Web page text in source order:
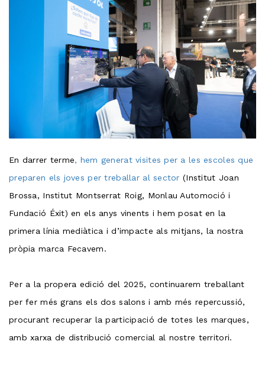
En darrer terme, hem generat visites per a les escoles que
preparen els joves per treballar al sector (Institut Joan
Brossa, Institut Montserrat Roig, Monlau Automoció i
Fundació Éxit) en els anys vinents i hem posat en la
primera línia mediàtica i d’impacte als mitjans, la nostra
pròpia marca Fecavem.
Per a la propera edició del 2025, continuarem treballant
per fer més grans els dos salons i amb més repercussió,
procurant recuperar la participació de totes les marques,
amb xarxa de distribució comercial al nostre territori.